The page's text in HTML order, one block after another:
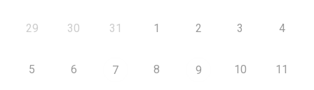
29 30 31 1 2 3 4
5 6 7 8 9 10 11